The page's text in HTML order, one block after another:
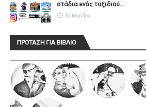
στάδια ενός ταξιδιού...
30 Μαρτίου
ΠΡΟΤΑΣΗ ΓΙΑ ΒΙΒΛΙΟ